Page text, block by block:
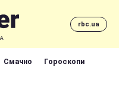
rbc.ua
Смачно Гороскопи